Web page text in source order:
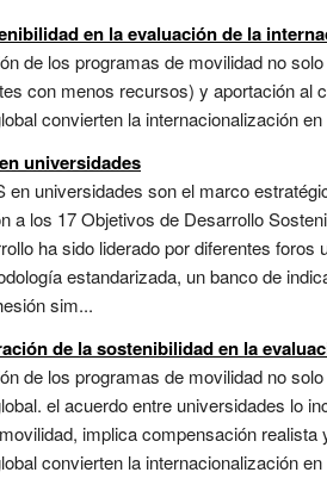
en la evaluación de la
de los programas de movilidad no
con menos recursos) y aportación al
convierten la internacionalización
universidades
en universidades son el marco
a los 17 Objetivos de Desarrollo
ha sido liderado por diferentes
estandarizada, un banco de
sim...
de la sostenibilidad en la
de los programas de movilidad no
el acuerdo entre universidades lo
implica compensación
convierten la internacionalización